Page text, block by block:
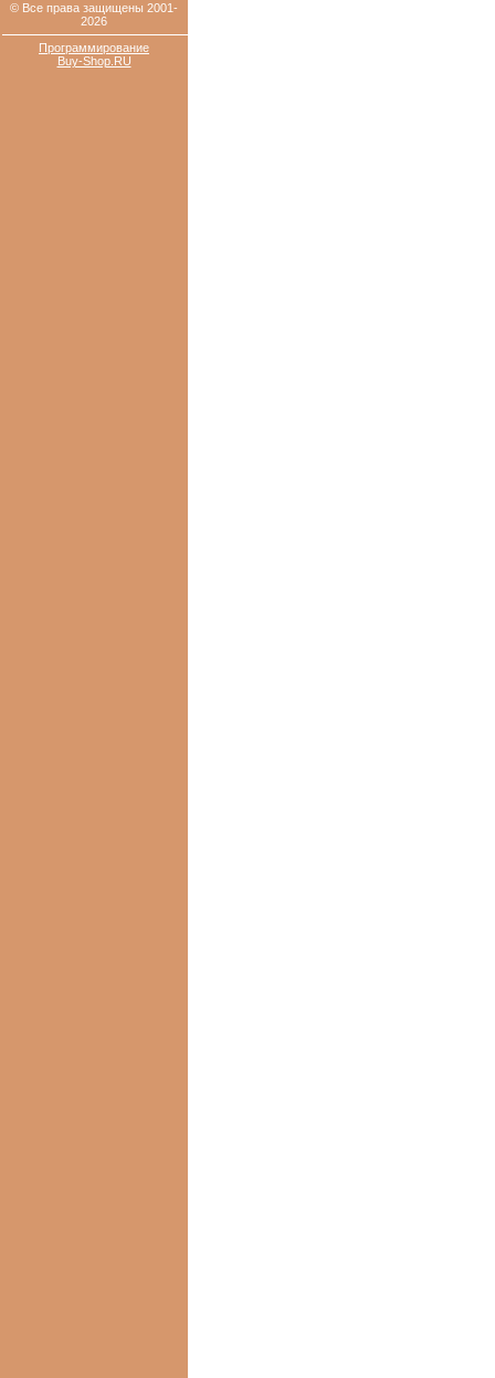
© Все права защищены 2001-
2026
Программирование
Buy-Shop.RU